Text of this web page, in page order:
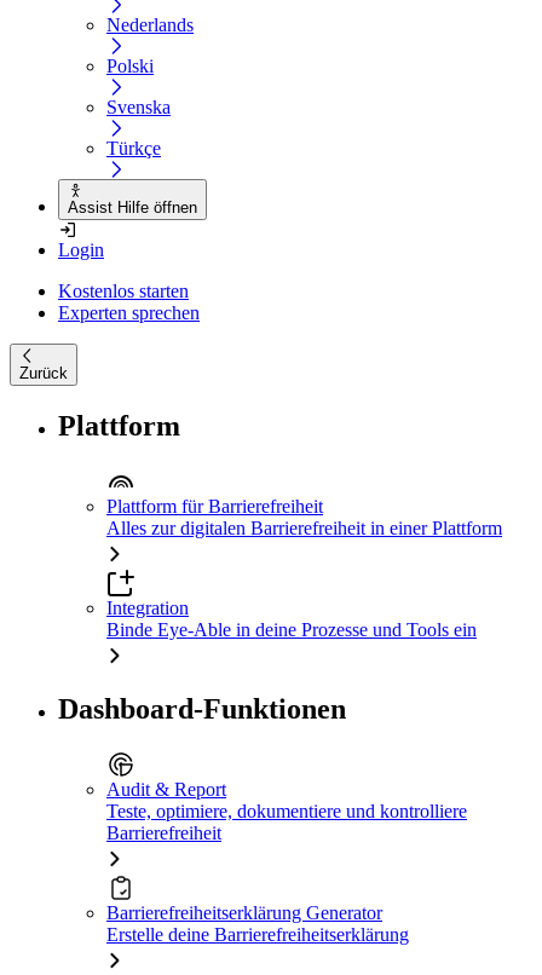
Nederlands
Polski
Svenska
Türkçe
Assist Hilfe öffnen
Login
Kostenlos starten
Experten sprechen
Zurück
Plattform
Plattform für Barrierefreiheit
Alles zur digitalen Barrierefreiheit in einer Plattform
Integration
Binde Eye-Able in deine Prozesse und Tools ein
Dashboard-Funktionen
Audit & Report
Teste, optimiere, dokumentiere und kontrolliere
Barrierefreiheit
Barrierefreiheitserklärung Generator
Erstelle deine Barrierefreiheitserklärung